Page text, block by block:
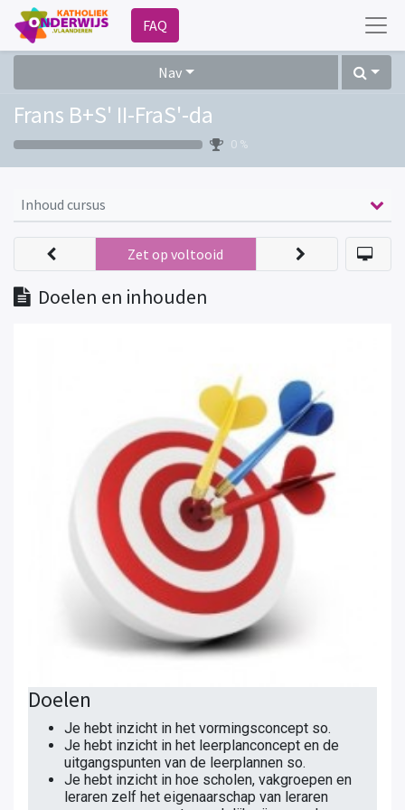
FAQ
Nav
Frans B+S' II-FraS'-da
0 %
Inhoud cursus
Doelen en inhouden
Zet op voltooid
Doelen
Je hebt inzicht in het vormingsconcept so.
Je hebt inzicht in het leerplanconcept en de
uitgangspunten van de leerplannen so.
Je hebt inzicht in hoe scholen, vakgroepen en
leraren zelf het eigenaarschap van leraren